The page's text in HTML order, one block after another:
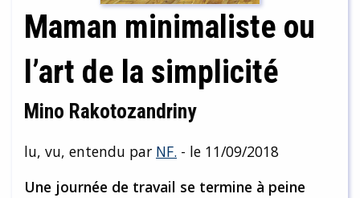
Maman minimaliste ou
l’art de la simplicité
Mino Rakotozandriny
lu, vu, entendu par NF. - le 11/09/2018
Une journée de travail se termine à peine